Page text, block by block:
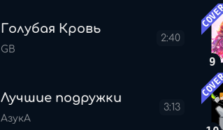
Голубая Кровь
GB
2:40
Лучшие подружки
АзукА
3:13
9